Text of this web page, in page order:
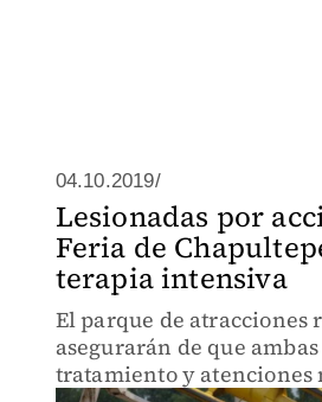
04.10.2019/
Lesionadas por
Feria de
terapia intensiva
El parque de atracciones
asegurarán de que
tratamiento y atenciones